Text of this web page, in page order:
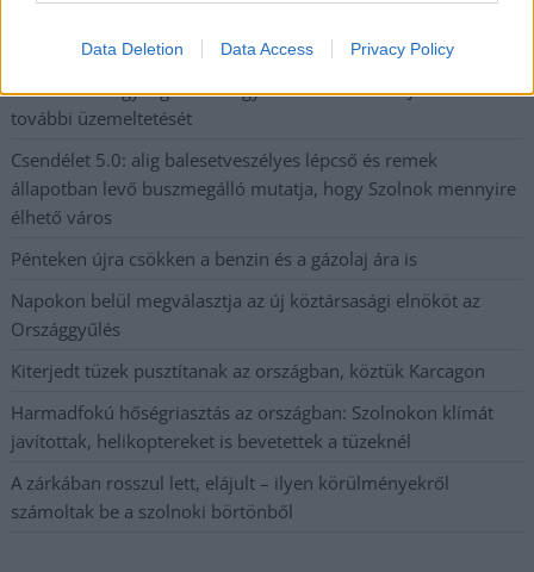
Data Deletion Data Access Privacy Policy
kapott, más fideszesek még kevesebbet vittek haza
A Szolnok megyei gazdák nagyon nem akarták a JÉGER
további üzemeltetését
Csendélet 5.0: alig balesetveszélyes lépcső és remek
állapotban levő buszmegálló mutatja, hogy Szolnok mennyire
élhető város
Pénteken újra csökken a benzin és a gázolaj ára is
Napokon belül megválasztja az új köztársasági elnököt az
Országgyűlés
Kiterjedt tüzek pusztítanak az országban, köztük Karcagon
Harmadfokú hőségriasztás az országban: Szolnokon klímát
javítottak, helikoptereket is bevetettek a tüzeknél
A zárkában rosszul lett, elájult – ilyen körülményekről
számoltak be a szolnoki börtönből